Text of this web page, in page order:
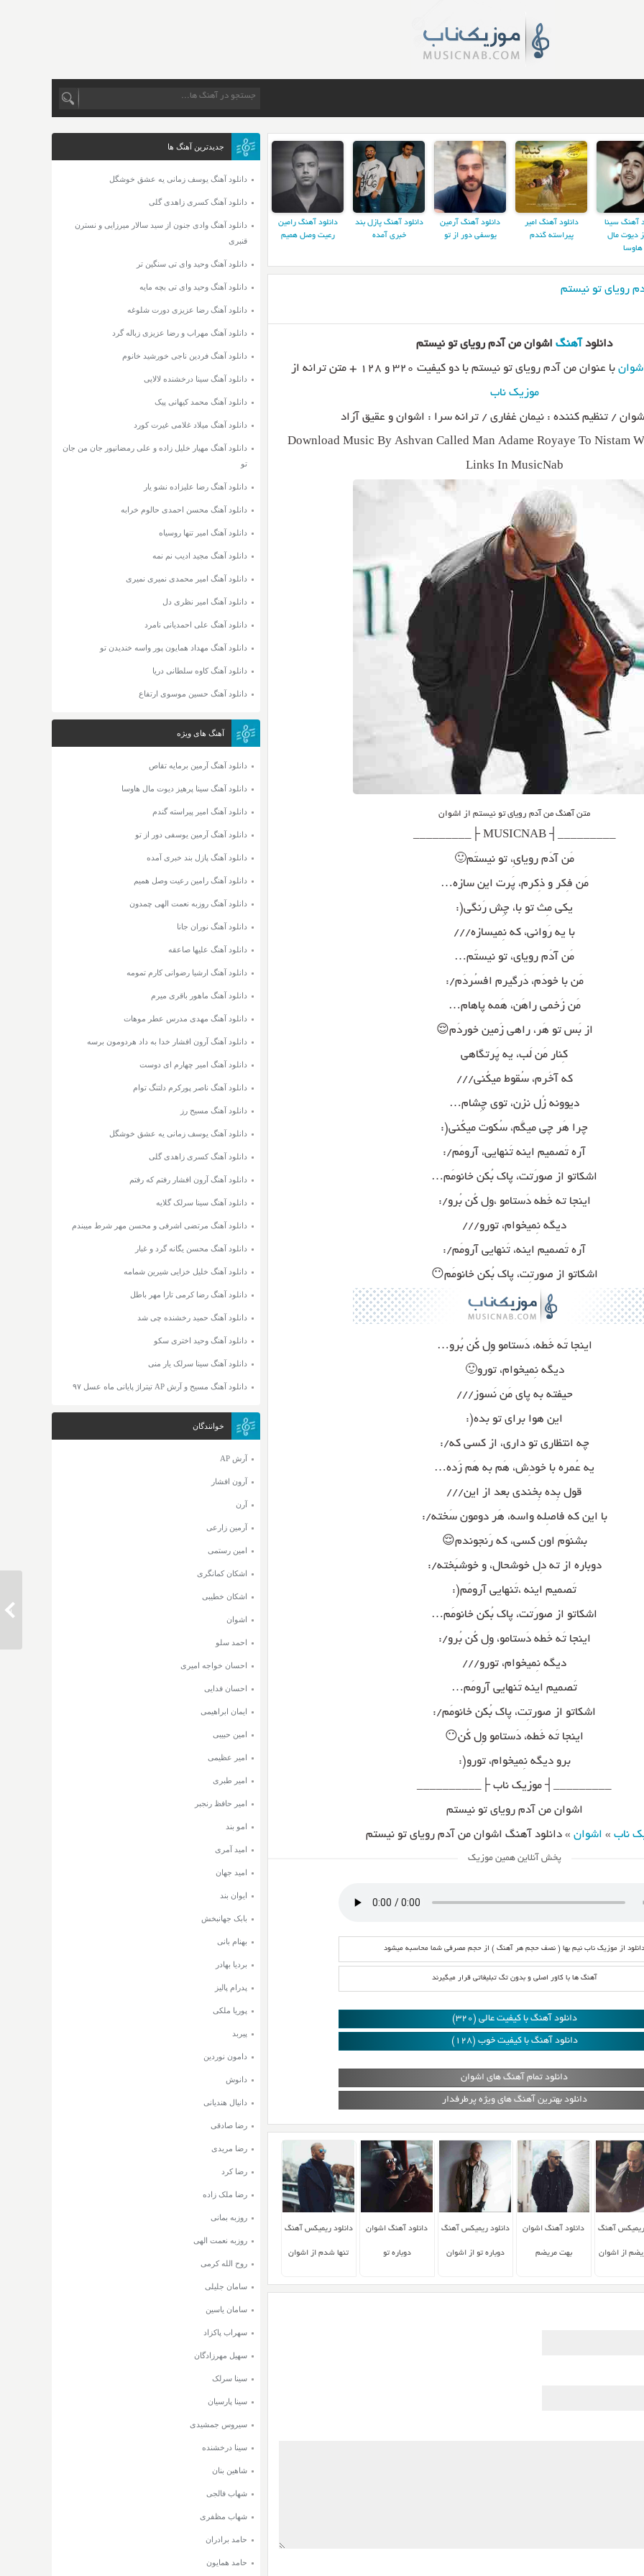
آهنگ سینا
دیوت مال
هاوسا
دانلود آهنگ امیر
پیراسته گندم
دانلود آهنگ آرمین
یوسفی دور از تو
دانلود آهنگ پازل بند
خبری آمده
دانلود آهنگ رامین
رعیت وصل همیم
رویای تو نیستم
دانلود آهنگ اشوان من آدم رویای تو نیستم
با عنوان من آدم رویای تو نیستم با دو کیفیت ۳۲۰ و ۱۲۸ + متن ترانه از
موزیک ناب
/ تنظیم کننده : نیمان غفاری / ترانه سرا : اشوان و عقیق آزاد
Download Music By Ashvan Called Man Adame Royaye To Nistam
Links In MusicNab
متن آهنگ من آدم رویای تو نیستم از اشوان
_________┤ MUSICNAB ├_________
مَن آدَم رویایِ، تو نیستَم🙂
مَن فِکر و ذِکرم، پَرت این سازه…
یکی مِث تو با، چِش رَنگی(:
با یه رَوانی، که نِمیسازه///
مَن آدَم رویای، تو نیستَم…
مَن با خودَم، دَرگیرم افسُردَم/:
مَن زَخمی راهَن، هَمه پاهام…
از بَس تو هَر، راهی زَمین خوردَم😌
کِنار مَن لَب، یه پَرتگاهی
که آخَرم، سُقوط میکُنی///
دیوونه زُل نزن، توی چِشام…
چرا هَر چی میگَم، سُکوت میکُنی(:
آره تَصمیم اینه تَنهایی، آرومَم/:
اشکاتو از صورَتت، پاک بُکن خانومَم…
اینجا ته خَطه دَستامو ،وِل کُن بُرو/:
دیگه نِمیخوام، تورو///
آره تَصمیم اینه، تَنهایی آرومَم/:
اشکاتو از صورتِت، پاک بُکن خانومَم😶
اینجا تَه خَطه، دَستامو وِل کُن بُرو…
دیگه نِمیخوام، تورو🙂
حیفته به پای مَن نَسوز///
این هوا برای تو بده(:
چه انتظاری تو داری، از کسی که/:
یه عُمره با خودِش، هَم به هَم زَده…
قول بِده بِخندی بعد از این///
با این که فاصِله واسه، هَر دومون سَخته/:
بشنوَم اون کسی، که رَنجوندم😌
دوباره از ته دِل خوشحال، و خوشبَخته/:
تَصمیم اینه ،تَنهایی آرومَم(:
اشکاتو از صورَتت، پاک بُکن خانومَم…
اینجا تَه خَطه دَستامو، وِل کُن بُرو/:
دیگه نِمیخوام، تورو///
تَصمیم اینه تَنهایی آرومَم…
اشکاتو از صورتِت، پاک بُکن خانومَم/:
اینجا تَه خَطه، دَستامو وِل کُن😶
برو دیگه نِمیخوام، تورو(:
_________┤ موزیک ناب ├__________
اشوان من آدم رویای تو نیستم
ناب » اشوان » دانلود آهنگ اشوان من آدم رویای تو نیستم
پخش آنلاین همین موزیک
دانلود از موزیک ناب نیم بها ( نصف حجم هر آهنگ ) از حجم مصرفی شما محاسبه میشود
آهنگ ها با کاور اصلی و بدون تگ تبلیغاتی قرار میگیرند
دانلود آهنگ با کیفیت عالی (320)
دانلود آهنگ با کیفیت خوب (128)
دانلود تمام آهنگ های اشوان
دانلود بهترین آهنگ های ویژه پرطرفدار
ریمیکس آهنگ
از اشوان
دانلود آهنگ اشوان
بهت مریضم
دانلود ریمیکس آهنگ
دوباره تو از اشوان
دانلود آهنگ اشوان
دوباره تو
دانلود ریمیکس آهنگ
تنها شدم از اشوان
جدیدترین آهنگ ها
دانلود آهنگ یوسف زمانی یه عشق خوشگل
دانلود آهنگ کسری زاهدی گلی
دانلود آهنگ وادی جنون از سید سالار میرزایی و نسترن
قنبری
دانلود آهنگ وحید وای تی سنگین تر
دانلود آهنگ وحید وای تی بچه مایه
دانلود آهنگ رضا عزیزی دورت شلوغه
دانلود آهنگ مهراب و رضا عزیزی زباله گرد
دانلود آهنگ فردین ناجی خورشید خانوم
دانلود آهنگ سینا درخشنده لالایی
دانلود آهنگ محمد کیهانی پیک
دانلود آهنگ میلاد غلامی غیرت کورد
دانلود آهنگ مهیار خلیل زاده و علی رمضانپور جان من جان
تو
دانلود آهنگ رضا علیزاده نشو یار
دانلود آهنگ محسن احمدی حالوم خرابه
دانلود آهنگ امیر تنها روسیاه
دانلود آهنگ مجید ادیب نم نمه
دانلود آهنگ امیر محمدی نمیری نمیری
دانلود آهنگ امیر نظری دل
دانلود آهنگ علی احمدیانی نامرد
دانلود آهنگ مهداد همایون پور واسه خندیدن تو
دانلود آهنگ کاوه سلطانی دریا
دانلود آهنگ حسین موسوی ارتفاع
آهنگ های ویژه
دانلود آهنگ آرمین برمایه تقاص
دانلود آهنگ سینا پرهیز دیوت مال هاوسا
دانلود آهنگ امیر پیراسته گندم
دانلود آهنگ آرمین یوسفی دور از تو
دانلود آهنگ پازل بند خبری آمده
دانلود آهنگ رامین رعیت وصل همیم
دانلود آهنگ روزبه نعمت الهی چمدون
دانلود آهنگ نوران جانا
دانلود آهنگ علیها صاعقه
دانلود آهنگ ارشیا رضوانی کارم تمومه
دانلود آهنگ ماهور باقری میرم
دانلود آهنگ مهدی مدرس عطر موهات
دانلود آهنگ آرون افشار خدا به داد هردومون برسه
دانلود آهنگ امیر چهارم ای دوست
دانلود آهنگ ناصر پورکرم دلتنگ توام
دانلود آهنگ مسیح رز
دانلود آهنگ یوسف زمانی یه عشق خوشگل
دانلود آهنگ کسری زاهدی گلی
دانلود آهنگ آرون افشار رفتم که رفتم
دانلود آهنگ سینا سرلک گلایه
دانلود آهنگ مرتضی اشرفی و محسن مهر شرط میبندم
دانلود آهنگ محسن یگانه گرد و غبار
دانلود آهنگ خلیل خزایی شیرین شمامه
دانلود آهنگ رضا کرمی تارا مهر باطل
دانلود آهنگ حمید رخشنده چی شد
دانلود آهنگ وحید اختری سکو
دانلود آهنگ سینا سرلک یار منی
دانلود آهنگ مسیح و آرش AP تیتراژ پایانی ماه عسل ۹۷
خوانندگان
آرش AP
آرون افشار
آرن
آرمین زارعی
امین رستمی
اشکان کمانگری
اشکان خطیبی
اشوان
احمد سلو
احسان خواجه امیری
احسان فدایی
ایمان ابراهیمی
امین حبیبی
امیر عظیمی
امیر طبری
امیر حافظ رنجبر
امو بند
امید آمری
امید جهان
ایوان بند
بابک جهانبخش
بهنام بانی
بردیا بهادر
پدرام پالیز
پوریا ملکی
پیربد
دامون نوردین
دانوش
دانیال هندیانی
رضا صادقی
رضا مریدی
رضا کرد
رضا ملک زاده
روزبه بمانی
روزبه نعمت الهی
روح الله کرمی
سامان جلیلی
سامان یاسین
سهراب پاکزاد
سهیل مهرزادگان
سینا سرلک
سینا پارسیان
سیروس جمشیدی
سینا درخشنده
شاهین بنان
شهاب فالجی
شهاب مظفری
حامد برادران
حامد همایون